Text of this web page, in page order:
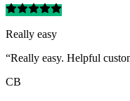
Really easy
“Really easy. Helpful
CB